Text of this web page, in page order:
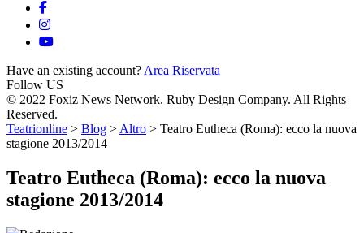
Have an existing account? Area Riservata
Follow US
© 2022 Foxiz News Network. Ruby Design Company. All Rights
Reserved.
Teatrionline > Blog > Altro > Teatro Eutheca (Roma): ecco la nuova
stagione 2013/2014
Teatro Eutheca (Roma): ecco la nuova
stagione 2013/2014